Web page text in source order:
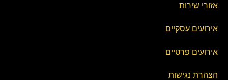
אזורי שירות
אירועים עסקיים
אירועים פרטיים
הצהרת נגישות